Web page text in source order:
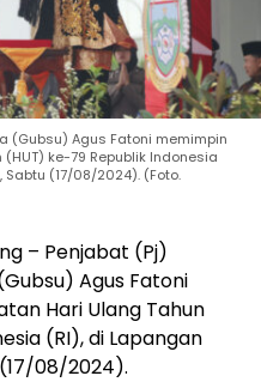
(Gubsu) Agus Fatoni memimpin
ke-79 Republik Indonesia
(17/08/2024). (Foto.
– Penjabat (Pj)
Agus Fatoni
Hari Ulang Tahun
(RI), di Lapangan
08/2024).